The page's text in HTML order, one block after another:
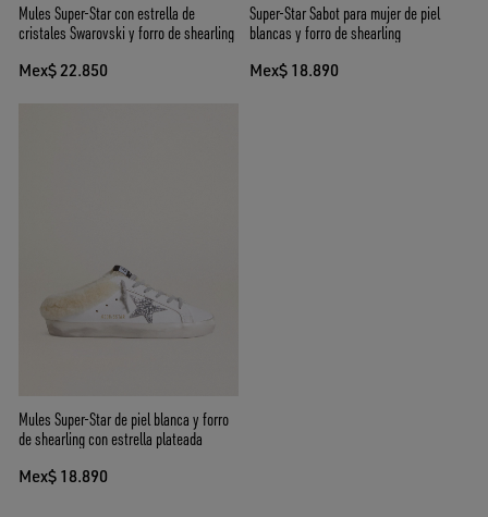
Mules Super-Star con estrella de
cristales Swarovski y forro de shearling
Mex$ 22.850
Super-Star Sabot para mujer de piel
blancas y forro de shearling
Mex$ 18.890
Mules Super-Star de piel blanca y forro
de shearling con estrella plateada
Mex$ 18.890